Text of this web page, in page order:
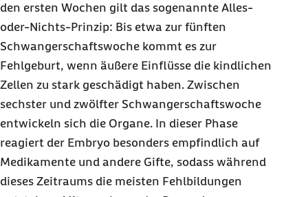
den ersten Wochen gilt das sogenannte Alles-
oder-Nichts-Prinzip: Bis etwa zur fünften
Schwangerschaftswoche kommt es zur
Fehlgeburt, wenn äußere Einflüsse die kindlichen
Zellen zu stark geschädigt haben. Zwischen
sechster und zwölfter Schwangerschaftswoche
entwickeln sich die Organe. In dieser Phase
reagiert der Embryo besonders empfindlich auf
Medikamente und andere Gifte, sodass während
dieses Zeitraums die meisten Fehlbildungen